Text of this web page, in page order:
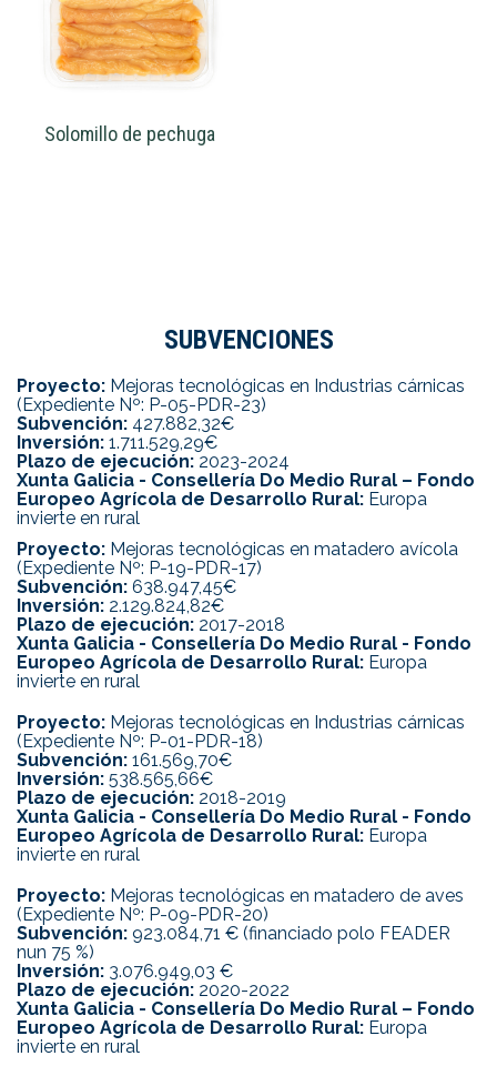
Solomillo de pechuga
SUBVENCIONES
Proyecto: Mejoras tecnológicas en Industrias cárnicas
(Expediente Nº: P-05-PDR-23)
Subvención: 427.882,32€
Inversión: 1.711.529,29€
Plazo de ejecución: 2023-2024
Xunta Galicia - Consellería Do Medio Rural – Fondo
Europeo Agrícola de Desarrollo Rural: Europa
invierte en rural
Proyecto: Mejoras tecnológicas en matadero avícola
(Expediente Nº: P-19-PDR-17)
Subvención: 638.947,45€
Inversión: 2.129.824,82€
Plazo de ejecución: 2017-2018
Xunta Galicia - Consellería Do Medio Rural - Fondo
Europeo Agrícola de Desarrollo Rural: Europa
invierte en rural
Proyecto: Mejoras tecnológicas en Industrias cárnicas
(Expediente Nº: P-01-PDR-18)
Subvención: 161.569,70€
Inversión: 538.565,66€
Plazo de ejecución: 2018-2019
Xunta Galicia - Consellería Do Medio Rural - Fondo
Europeo Agrícola de Desarrollo Rural: Europa
invierte en rural
Proyecto: Mejoras tecnológicas en matadero de aves
(Expediente Nº: P-09-PDR-20)
Subvención: 923.084,71 € (financiado polo FEADER
nun 75 %)
Inversión: 3.076.949,03 €
Plazo de ejecución: 2020-2022
Xunta Galicia - Consellería Do Medio Rural – Fondo
Europeo Agrícola de Desarrollo Rural: Europa
invierte en rural